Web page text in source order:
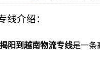
线介绍：
揭阳到越南物流专线是一条